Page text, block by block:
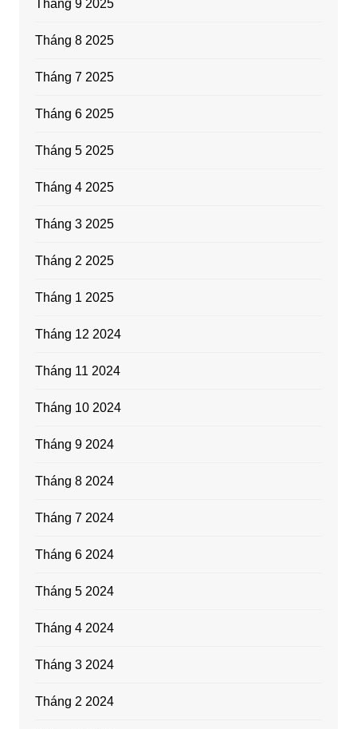
Tháng 9 2025
Tháng 8 2025
Tháng 7 2025
Tháng 6 2025
Tháng 5 2025
Tháng 4 2025
Tháng 3 2025
Tháng 2 2025
Tháng 1 2025
Tháng 12 2024
Tháng 11 2024
Tháng 10 2024
Tháng 9 2024
Tháng 8 2024
Tháng 7 2024
Tháng 6 2024
Tháng 5 2024
Tháng 4 2024
Tháng 3 2024
Tháng 2 2024